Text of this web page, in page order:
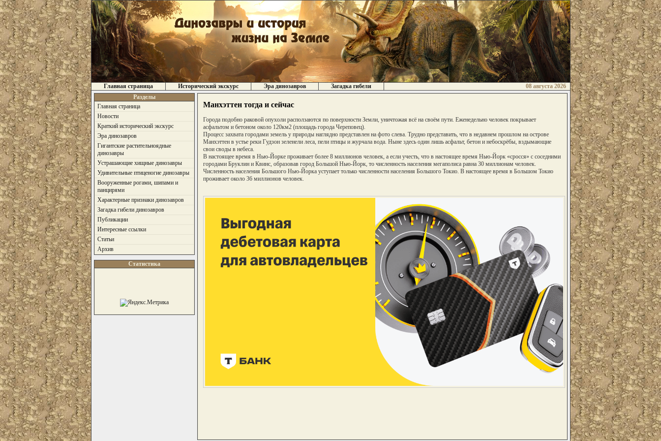
Главная страница Исторический экскурс Эра динозавров Загадка гибели
08 августа 2026
Разделы
Главная страница
Новости
Краткий исторический экскурс
Эра динозавров
Гигантские растительноядные
динозавры
Устрашающие хищные динозавры
Удивительные птиценогие динозавры
Вооруженные рогами, шипами и
панцирями
Характерные признаки динозавров
Загадка гибели динозавров
Публикации
Интересные ссылки
Статьи
Архив
Статистика
Манхэттен тогда и сейчас
Города подобно раковой опухоли расползаются по поверхности Земли, уничтожая всё на своём пути. Еженедельно человек покрывает
асфальтом и бетоном около 120км2 (площадь города Череповец).
Процесс захвата городами земель у природы наглядно представлен на фото слева. Трудно представить, что в недавнем прошлом на острове
Манхэттен в устье реки Гудзон зеленели леса, пели птицы и журчала вода. Ныне здесь один лишь асфальт, бетон и небоскрёбы, вздымающие
свои своды в небеса.
В настоящее время в Нью-Йорке проживает более 8 миллионов человек, а если учесть, что в настоящее время Нью-Йорк «сросся» с соседними
городами Бруклин и Квинс, образовав город Большой Нью-Йорк, то численность населения мегаполиса равна 30 миллионам человек.
Численность населения Большого Нью-Йорка уступает только численности населения Большого Токио. В настоящее время в Большом Токио
проживает около 36 миллионов человек.